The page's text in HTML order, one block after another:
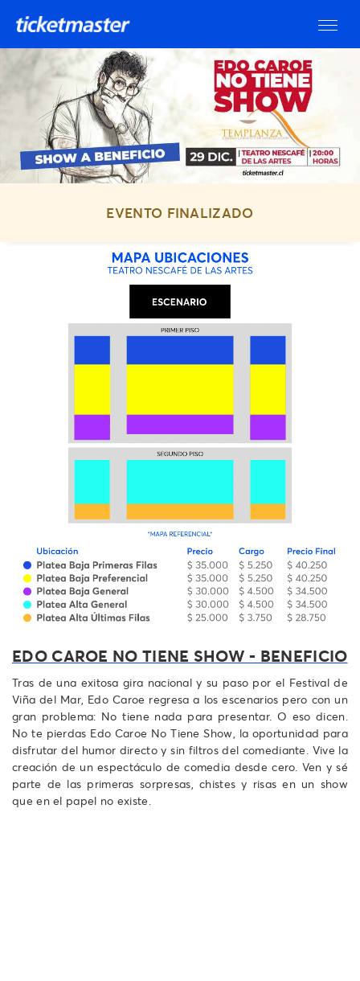
EVENTO FINALIZADO
EDO CAROE NO TIENE SHOW - BENEFICIO
Tras de una exitosa gira nacional y su paso por el Festival de
Viña del Mar, Edo Caroe regresa a los escenarios pero con un
gran problema: No tiene nada para presentar. O eso dicen.
No te pierdas Edo Caroe No Tiene Show, la oportunidad para
disfrutar del humor directo y sin filtros del comediante. Vive la
creación de un espectáculo de comedia desde cero. Ven y sé
parte de las primeras sorpresas, chistes y risas en un show
que en el papel no existe.